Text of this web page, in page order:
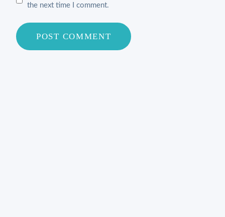
the next time I comment.